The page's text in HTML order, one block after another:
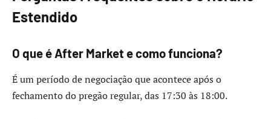
Estendido
O que é After Market e como funciona?
É um período de negociação que acontece após o
fechamento do pregão regular, das 17:30 às 18:00.